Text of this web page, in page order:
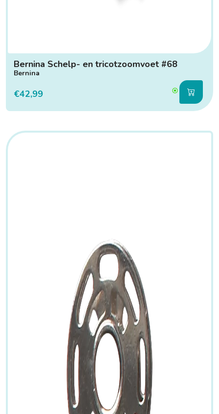
Bernina Schelp- en tricotzoomvoet #68
Bernina
€42,99